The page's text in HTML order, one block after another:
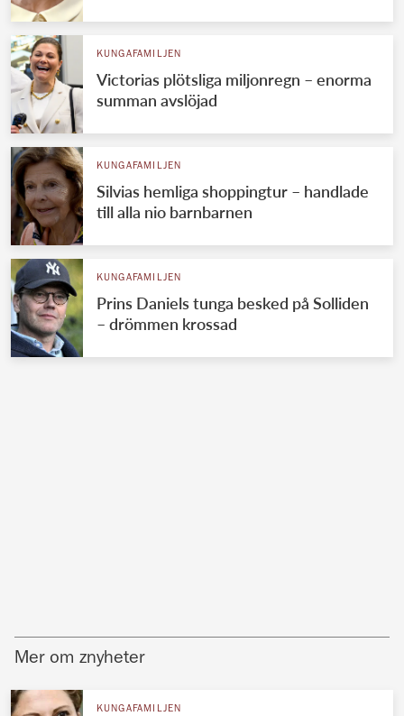
KUNGAFAMILJEN
Victorias plötsliga miljonregn – enorma
summan avslöjad
KUNGAFAMILJEN
Silvias hemliga shoppingtur – handlade
till alla nio barnbarnen
KUNGAFAMILJEN
Prins Daniels tunga besked på Solliden
– drömmen krossad
Mer om znyheter
KUNGAFAMILJEN